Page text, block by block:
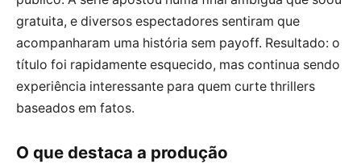
gratuita, e diversos espectadores sentiram que
acompanharam uma história sem payoff. Resultado: o
título foi rapidamente esquecido, mas continua sendo
experiência interessante para quem curte thrillers
baseados em fatos.
O que destaca a produção